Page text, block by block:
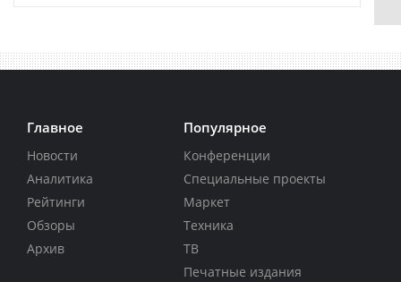
Главное
Новости
Аналитика
Рейтинги
Обзоры
Архив
Популярное
Конференции
Специальные проекты
Маркет
Техника
ТВ
Печатные издания